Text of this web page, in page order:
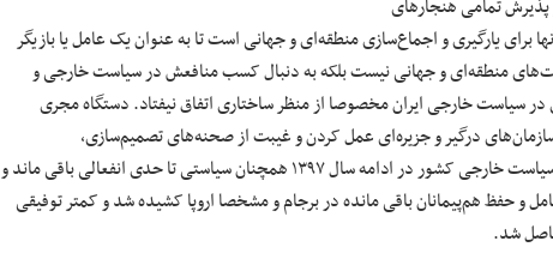
تمامی هنجارهای
برای یارگیری و اجماع‌سازی منطقه‌ای و جهانی است تا به عنوان یک عامل یا بازیگر
منطقه‌ای و جهانی نیست بلکه به دنبال کسب منافعش در سیاست خارجی و
سیاست خارجی ایران مخصوصا از منظر ساختاری اتفاق نیفتاد. دستگاه مجری
درگیر و جزیره‌ای عمل کردن و غیبت از صحنه‌های تصمیم‌سازی،
تصمیم‌گیری، طراحی استراتژیک و عملیاتی و اجرای آنها رنج برد. با این اوصاف سیاست خارجی کشور در ادامه سال ۱۳۹۷ همچنان سیاستی تا حدی انفعالی باقی ماند و
و حفظ هم‌پیمانان باقی مانده در برجام و مشخصا اروپا کشیده شد و کمتر توفیقی
شد.